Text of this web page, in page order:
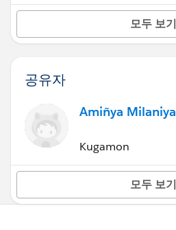
모두 보기
공유자
Amiñya Milaniya
Kugamon
모두 보기